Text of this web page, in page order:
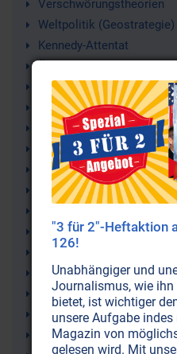
Verschwörungstheorien
Weltpolitik (Geostrategie)
Kennedy-Attentat
Erdöl (-Lobby)
George W. Bush Jr.
USA (Vereinigte Staaten
Amerika
Politik
Mind Control
John Lennon
George Bush
Geheimdienste
Geheimbünde
Drogenbarone
Desinformation
"3 für 2"-Heftaktion
126!
Unabhängiger und
Journalismus, wie
bietet, ist wichtiger
unsere Aufgabe
Magazin von
gelesen wird. Mit